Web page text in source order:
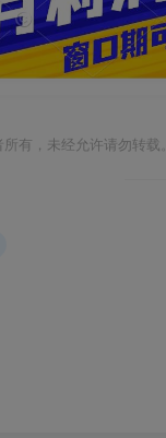
有，未经允许请勿转载。